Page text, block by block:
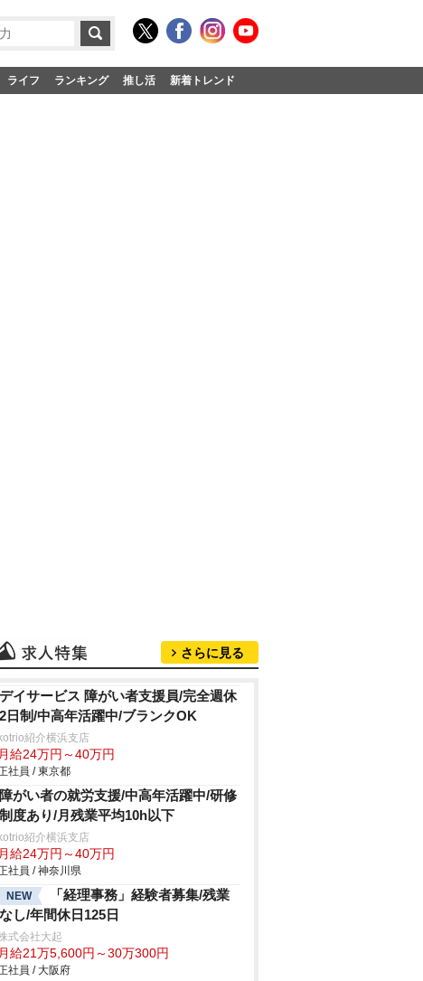
ライフ ランキング 推し活 新着トレンド
さらに見る
デイサービス 障がい者支援員/完全週休
2日制/中高年活躍中/ブランクOK
kotrio紹介横浜支店
月給24万円～40万円
社員 / 東京都
障がい者の就労支援/中高年活躍中/研修
制度あり/月残業平均10h以下
kotrio紹介横浜支店
月給24万円～40万円
社員 / 神奈川県
NEW
「経理事務」経験者募集/残業
なし/年間休日125日
式会社大起
月給21万5,600円～30万300円
社員 / 大阪府